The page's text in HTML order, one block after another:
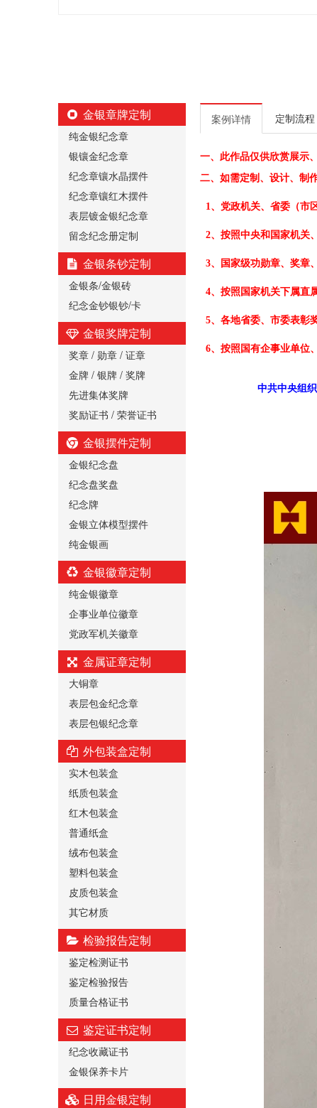
金银章牌定制
纯金银纪念章
银镶金纪念章
纪念章镶水晶摆件
纪念章镶红木摆件
表层镀金银纪念章
留念纪念册定制
金银条钞定制
金银条/金银砖
纪念金钞银钞/卡
金银奖牌定制
奖章 / 勋章 / 证章
金牌 / 银牌 / 奖牌
先进集体奖牌
奖励证书 / 荣誉证书
金银摆件定制
金银纪念盘
纪念盘奖盘
纪念牌
金银立体模型摆件
纯金银画
金银徽章定制
纯金银徽章
企事业单位徽章
党政军机关徽章
金属证章定制
大铜章
表层包金纪念章
表层包银纪念章
外包装盒定制
实木包装盒
纸质包装盒
红木包装盒
普通纸盒
绒布包装盒
塑料包装盒
皮质包装盒
其它材质
检验报告定制
鉴定检测证书
鉴定检验报告
质量合格证书
鉴定证书定制
纪念收藏证书
金银保养卡片
日用金银定制
案例详情 定制流程
一、 此作品仅供欣赏展示
二、 如需定制、设计、制
1、党政机关、省委（市
2、按照中央和国家机关
3、国家级功勋章、奖章
4、按照国家机关下属直
5、各地省委、市委表彰
6、按照国有企事业单位
中共中央组